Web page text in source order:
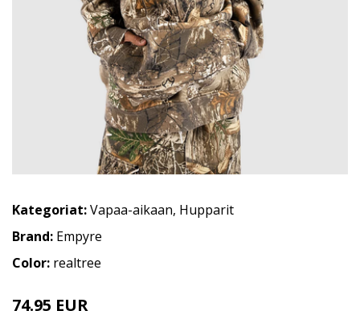
Kategoriat:Vapaa-aikaan, Hupparit
Brand: Empyre
Color: realtree
74.95 EUR